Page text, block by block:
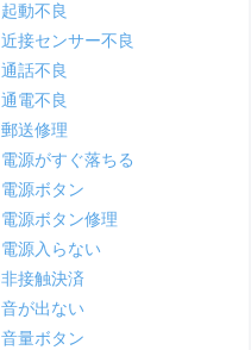
起動不良
近接センサー不良
通話不良
通電不良
郵送修理
電源がすぐ落ちる
電源ボタン
電源ボタン修理
電源入らない
非接触決済
音が出ない
音量ボタン